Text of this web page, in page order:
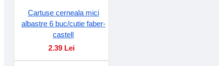
Cartuse cerneala mici
albastre 6 buc/cutie faber-
castell
2.39 Lei